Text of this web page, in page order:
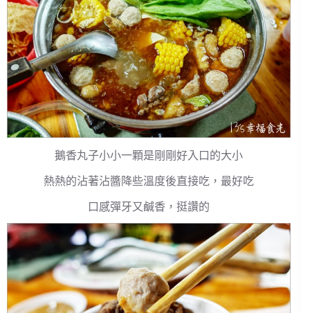
鵝香丸子小小一顆是剛剛好入口的大小
熱熱的沾著沾醬降些溫度後直接吃，最好吃
口感彈牙又鹹香，挺讚的